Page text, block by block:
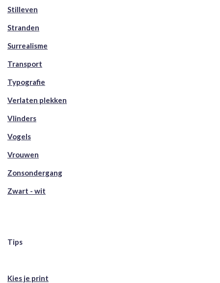
Stilleven
Stranden
Surrealisme
Transport
Typografie
Verlaten plekken
Vlinders
Vogels
Vrouwen
Zonsondergang
Zwart - wit
Tips
Kies je print